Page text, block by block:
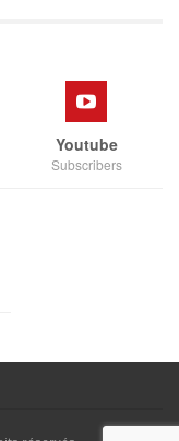
Youtube
Subscribers